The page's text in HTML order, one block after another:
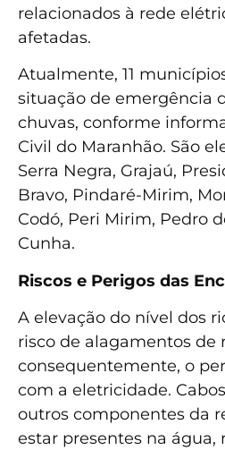
relacionados à rede
afetadas.
Atualmente, 11
situação de emergência
chuvas, conforme
Civil do Maranhão. São
Serra Negra, Grajaú,
Bravo, Pindaré-Mirim,
Codó, Peri Mirim, Pedro
Cunha.
Riscos e Perigos das
A elevação do nível dos
risco de alagamentos de
consequentemente, o
com a eletricidade.
outros componentes da
estar presentes na